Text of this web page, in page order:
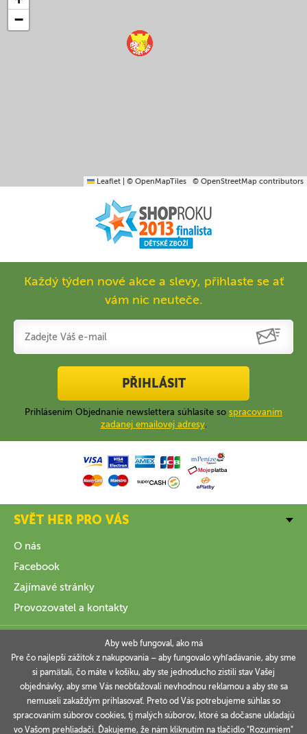
−
Leaflet © OpenMapTiles © OpenStreetMap contributors
Každý týden nové akce a slevy, přihlaste se ať
vám nic neuteče.
PŘIHLÁSIT
Prihlásením Objednanie newslettera súhlasíte so spracovaním
zadanej emailovej adresy.
SVĚT HER PRO VÁS
O nás
Facebook
Zajímavé stránky
Provozovatel a kontakty
INFORMACE
VAŠE OBJEDNÁVKY
Aby web fungoval, ako má
Pre čo najlepší zážitok z nakupovania – aby fungovalo vyhľadávanie, aby sme
si pamätali, čo máte v košíku, aby ste jednoducho zistili stav Vašej
objednávky, aby sme Vás neobťažovali nevhodnou reklamou a aby ste sa
nemuseli zakaždým prihlasovať. Preto od Vás potrebujeme súhlas so
spracovaním súborov cookies, tj malých súborov, ktoré sa dočasne ukladajú
vo Vašom prehliadači. Ďakujeme, že nám kliknutím na tlačidlo "Rozumiem"